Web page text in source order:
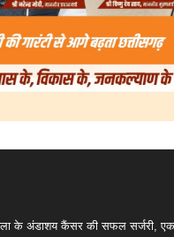
के अंडाशय कैंसर की सफल सर्जरी,